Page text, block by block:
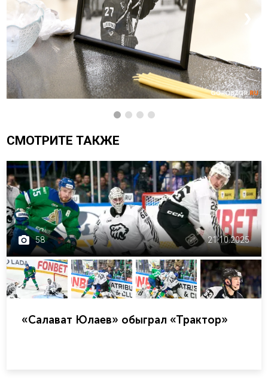
❮ ❯
СМОТРИТЕ ТАКЖЕ
58 21.10.2025
«Салават Юлаев» обыграл «Трактор»